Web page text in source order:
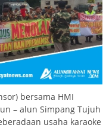
bersama HMI
– alun Simpang Tujuh
usaha karaoke